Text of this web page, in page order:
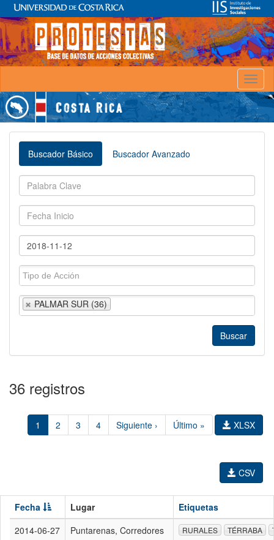
Buscador Básico Buscador Avanzado
PALMAR SUR (36)
36 registros
1 2 3 4 Siguiente › Último » XLSX
CSV
Fecha Lugar
Etiquetas
2014-06-27
Puntarenas, Corredores RURALES TÉRRABA